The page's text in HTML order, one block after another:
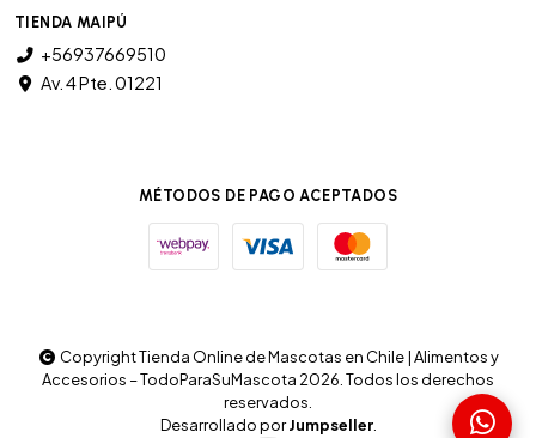
TIENDA MAIPÚ
+56937669510
Av. 4 Pte. 01221
MÉTODOS DE PAGO ACEPTADOS
Copyright Tienda Online de Mascotas en Chile | Alimentos y
Accesorios – TodoParaSuMascota 2026. Todos los derechos
reservados.
Desarrollado porJumpseller.